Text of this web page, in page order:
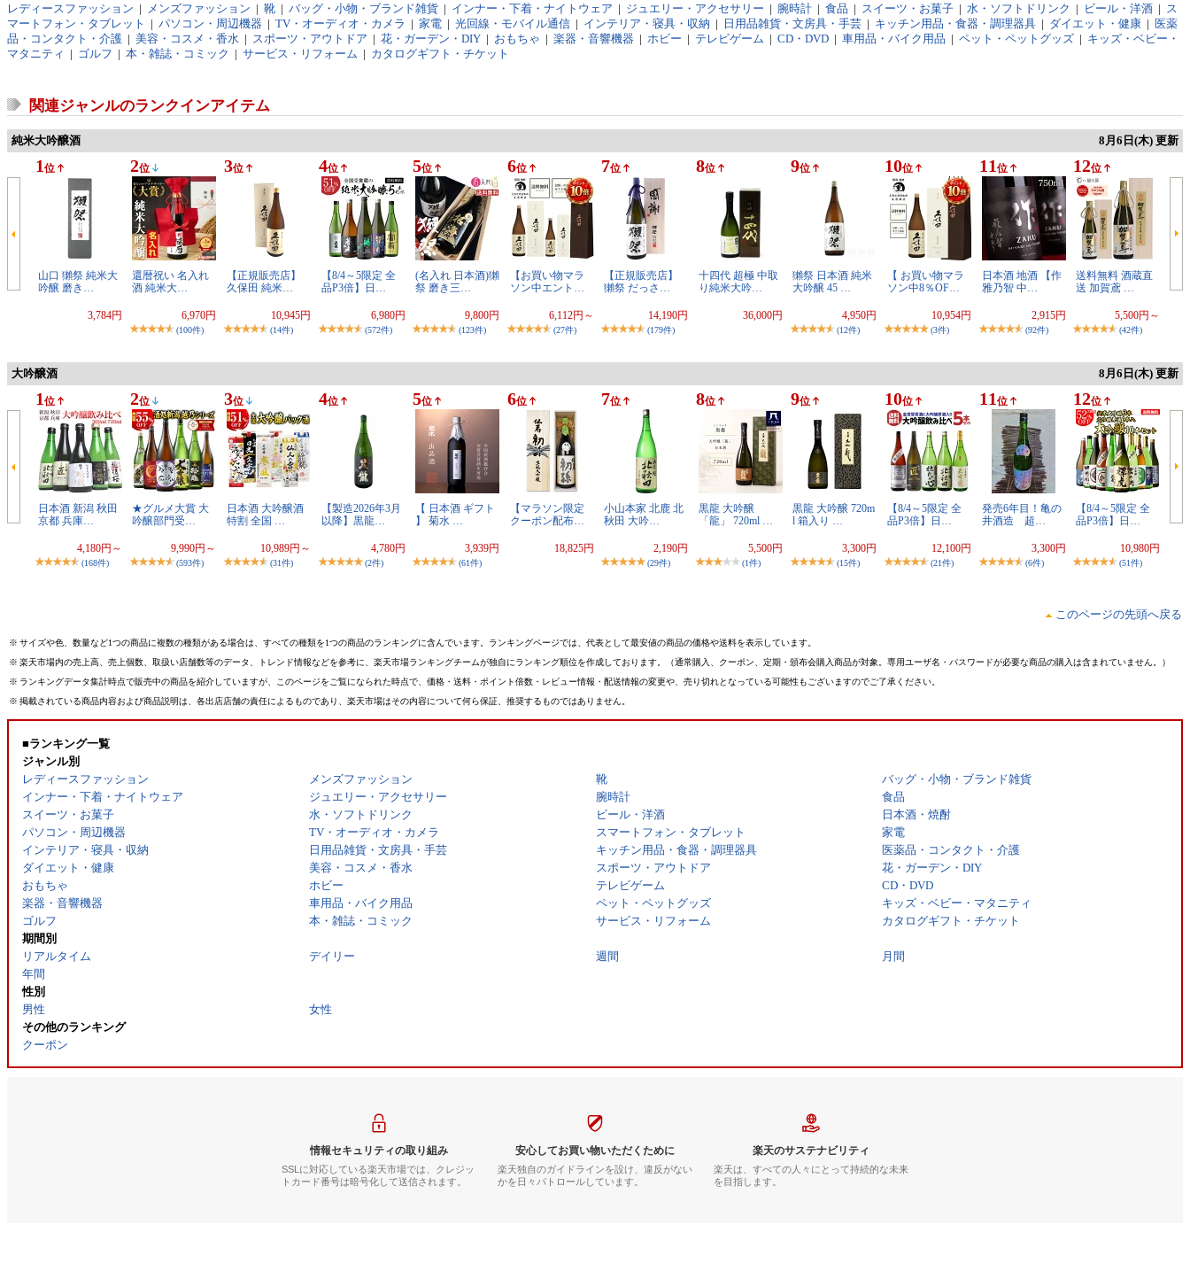
レディースファッション | メンズファッション | 靴 | バッグ・小物・ブランド雑貨 | インナー・下着・ナイトウェア | ジュエリー・アクセサリー | 腕時計 | 食品 | スイーツ・お菓子 | 水・ソフトドリンク | ビール・洋酒 | ス
マートフォン・タブレット
| パソコン・周辺機器 | TV・オーディオ・カメラ | 家電 | 光回線・モバイル通信 | インテリア・寝具・収納 | 日用品雑貨・文房具・手芸 | キッチン用品・食器・調理器具 | ダイエット・健康 | 医薬
品・コンタクト・介護 | 美容・コスメ・香水 | スポーツ・アウトドア | 花・ガーデン・DIY | おもちゃ | 楽器・音響機器 | ホビー | テレビゲーム | CD・DVD | 車用品・バイク用品 | ペット・ペットグッズ | キッズ・ベビー・
マタニティ | ゴルフ | 本・雑誌・コミック | サービス・リフォーム | カタログギフト・チケット
関連ジャンルのランクインアイテム
純米大吟醸酒 8月6日(木) 更新
1 位
山口 獺祭 純米大
吟醸 磨き…
3,784円
2位
還暦祝い 名入れ
酒 純米大…
6,970円
(100件)
3位
【正規販売店】
久保田 純米…
10,945円
(14件)
4位
【8/4～5限定 全
品P3倍】日…
6,980円
(572件)
5位
(名入れ 日本酒)獺
祭 磨き三…
9,800円
(123件)
6位
【お買い物マラ
ソン中エント…
6,112円～
(27件)
7位
【正規販売店】
獺祭 だっさ…
14,190円
(179件)
8位
十四代 超極 中取
り純米大吟…
36,000円
9位
獺祭 日本酒 純米
大吟醸 45 …
4,950円
(12件)
10位
【 お買い物マラ
ソン中8％OF…
10,954円
(3件)
11 位
日本酒 地酒 【作
雅乃智 中…
2,915円
(92件)
12位
送料無料 酒蔵直
送 加賀鳶 …
5,500円～
(42件)
大吟醸酒 8月6日(木) 更新
1 位
日本酒 新潟 秋田
京都 兵庫…
4,180円～
(168件)
2位
★グルメ大賞 大
吟醸部門受…
9,990円～
(593件)
3位
日本酒 大吟醸酒
特割 全国 …
10,989円～
(31件)
4位
【製造2026年3月
以降】黒龍…
4,780円
(2件)
5位
【 日本酒 ギフト
】 菊水 …
3,939円
(61件)
6位
【マラソン限定
クーポン配布…
18,825円
7位
小山本家 北鹿 北
秋田 大吟…
2,190円
(29件)
8位
黒龍 大吟醸
「龍」 720ml …
5,500円
(1件)
9位
黒龍 大吟醸 720m
l 箱入り …
3,300円
(15件)
10位
【8/4～5限定 全
品P3倍】日…
12,100円
(21件)
11 位
発売6年目！亀の
井酒造 超…
3,300円
(6件)
12位
【8/4～5限定 全
品P3倍】日…
10,980円
(51件)
このページの先頭へ戻る
※ サイズや色、数量など1つの商品に複数の種類がある場合は、すべての種類を1つの商品のランキングに含んでいます。ランキングページでは、代表として最安値の商品の価格や送料を表示しています。
※ 楽天市場内の売上高、売上個数、取扱い店舗数等のデータ、トレンド情報などを参考に、楽天市場ランキングチームが独自にランキング順位を作成しております。（通常購入、クーポン、定期・頒布会購入商品が対象。専用ユーザ名・パスワードが必要な商品の購入は含まれていません。）
※ ランキングデータ集計時点で販売中の商品を紹介していますが、このページをご覧になられた時点で、価格・送料・ポイント倍数・レビュー情報・配送情報の変更や、売り切れとなっている可能性もございますのでご了承ください。
※ 掲載されている商品内容および商品説明は、各出店店舗の責任によるものであり、楽天市場はその内容について何ら保証、推奨するものではありません。
■ランキング一覧
ジャンル別
レディースファッション
メンズファッション 靴
バッグ・小物・ブランド雑貨
インナー・下着・ナイトウェア
ジュエリー・アクセサリー 腕時計
食品
スイーツ・お菓子
水・ソフトドリンク ビール・洋酒
日本酒・焼酎
パソコン・周辺機器
TV・オーディオ・カメラ スマートフォン・タブレット
家電
インテリア・寝具・収納
日用品雑貨・文房具・手芸 キッチン用品・食器・調理器具
医薬品・コンタクト・介護
ダイエット・健康
美容・コスメ・香水 スポーツ・アウトドア
花・ガーデン・DIY
おもちゃ
ホビー テレビゲーム
CD・DVD
楽器・音響機器
車用品・バイク用品 ペット・ペットグッズ
キッズ・ベビー・マタニティ
ゴルフ
本・雑誌・コミック サービス・リフォーム
カタログギフト・チケット
期間別
リアルタイム
デイリー 週間
月間
年間
性別
男性
女性
その他のランキング
クーポン
情報セキュリティの取り組み
SSLに対応している楽天市場では、クレジッ
トカード番号は暗号化して送信されます。
安心してお買い物いただくために
楽天独自のガイドラインを設け、違反がない
かを日々パトロールしています。
楽天のサステナビリティ
楽天は、すべての人々にとって持続的な未来
を目指します。